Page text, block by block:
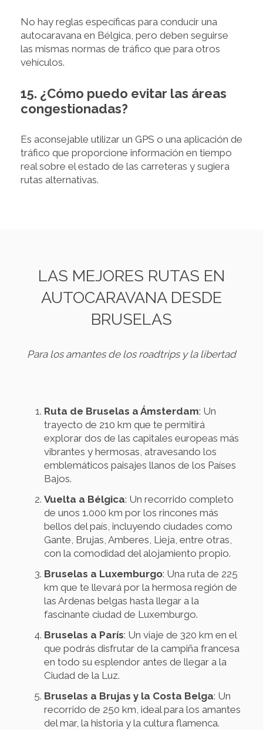
No hay reglas específicas para conducir una
autocaravana en Bélgica, pero deben seguirse
las mismas normas de tráfico que para otros
vehículos.
15. ¿Cómo puedo evitar las áreas
congestionadas?
Es aconsejable utilizar un GPS o una aplicación de
tráfico que proporcione información en tiempo
real sobre el estado de las carreteras y sugiera
rutas alternativas.
LAS MEJORES RUTAS EN
AUTOCARAVANA DESDE
BRUSELAS
Para los amantes de los roadtrips y la libertad
Ruta de Bruselas a Ámsterdam: Un
trayecto de 210 km que te permitirá
explorar dos de las capitales europeas más
vibrantes y hermosas, atravesando los
emblemáticos paisajes llanos de los Países
Bajos.
Vuelta a Bélgica: Un recorrido completo
de unos 1.000 km por los rincones más
bellos del país, incluyendo ciudades como
Gante, Brujas, Amberes, Lieja, entre otras,
con la comodidad del alojamiento propio.
Bruselas a Luxemburgo: Una ruta de 225
km que te llevará por la hermosa región de
las Ardenas belgas hasta llegar a la
fascinante ciudad de Luxemburgo.
Bruselas a París: Un viaje de 320 km en el
que podrás disfrutar de la campiña francesa
en todo su esplendor antes de llegar a la
Ciudad de la Luz.
Bruselas a Brujas y la Costa Belga: Un
recorrido de 250 km, ideal para los amantes
del mar, la historia y la cultura flamenca.